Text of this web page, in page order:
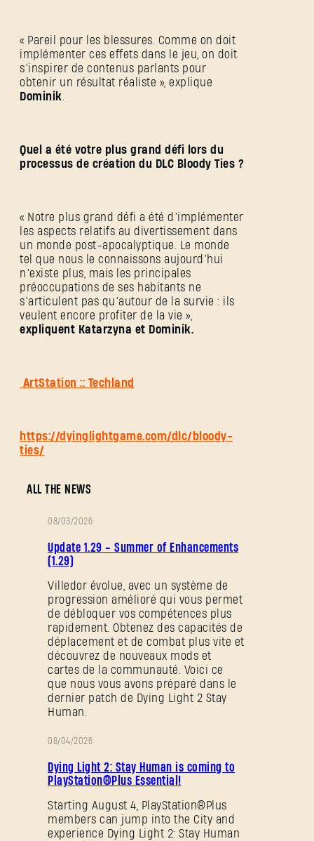
« Pareil pour les blessures. Comme on doit
implémenter ces effets dans le jeu, on doit
s’inspirer de contenus parlants pour
obtenir un résultat réaliste », explique
Dominik
Quel a été votre plus grand défi lors du
processus de création du DLC Bloody Ties ?
« Notre plus grand défi a été d’implémenter
les aspects relatifs au divertissement dans
un monde post-apocalyptique. Le monde
tel que nous le connaissons aujourd’hui
n’existe plus, mais les principales
préoccupations de ses habitants ne
s’articulent pas qu’autour de la survie : ils
veulent encore profiter de la vie »,
expliquent Katarzyna et Dominik.
ArtStation :: Techland
https://dyinglightgame.com/dlc/bloody-
ties/
ALL THE NEWS
08/03/2026
Update 1.29 - Summer of Enhancements
(1.29)
Villedor évolue, avec un système de
progression amélioré qui vous permet
de débloquer vos compétences plus
rapidement. Obtenez des capacités de
déplacement et de combat plus vite et
découvrez de nouveaux mods et
cartes de la communauté. Voici ce
que nous vous avons préparé dans le
dernier patch de Dying Light 2 Stay
Human.
08/04/2026
Dying Light 2: Stay Human is coming to
PlayStation®Plus Essential!
Starting August 4, PlayStation®Plus
members can jump into the City and
experience Dying Light 2: Stay Human